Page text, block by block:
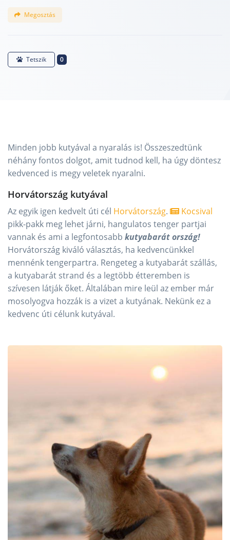
Megosztás
Tetszik 0
Minden jobb kutyával a nyaralás is! Összeszedtünk
néhány fontos dolgot, amit tudnod kell, ha úgy döntesz
kedvenced is megy veletek nyaralni.
Horvátország kutyával
Az egyik igen kedvelt úti cél Horvátország.
Kocsival
pikk-pakk meg lehet járni, hangulatos tenger partjai
vannak és ami a legfontosabb kutyabarát ország!
Horvátország kiváló választás, ha kedvencünkkel
mennénk tengerpartra. Rengeteg a kutyabarát szállás,
a kutyabarát strand és a legtöbb étteremben is
szívesen látják őket. Általában mire leül az ember már
mosolyogva hozzák is a vizet a kutyának. Nekünk ez a
kedvenc úti célunk kutyával.